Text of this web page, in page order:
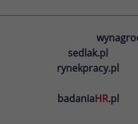
sedlak.pl
rynekpracy.pl
badaniaHR.pl